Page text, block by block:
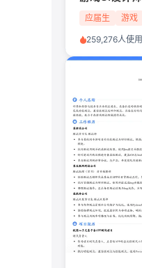
应届生 游戏
259,276人使用